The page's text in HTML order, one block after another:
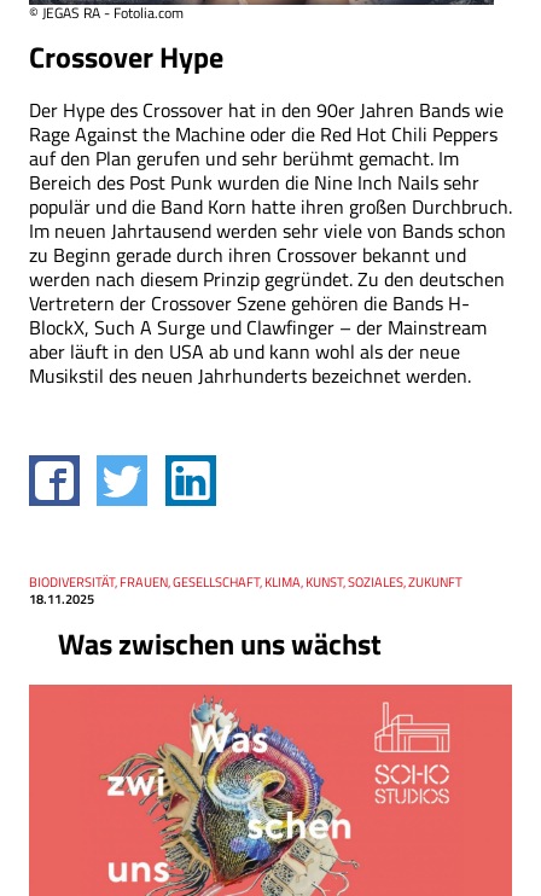
© JEGAS RA - Fotolia.com
Crossover Hype
Der Hype des Crossover hat in den 90er Jahren Bands wie
Rage Against the Machine oder die Red Hot Chili Peppers
auf den Plan gerufen und sehr berühmt gemacht. Im
Bereich des Post Punk wurden die Nine Inch Nails sehr
populär und die Band Korn hatte ihren großen Durchbruch.
Im neuen Jahrtausend werden sehr viele von Bands schon
zu Beginn gerade durch ihren Crossover bekannt und
werden nach diesem Prinzip gegründet. Zu den deutschen
Vertretern der Crossover Szene gehören die Bands H-
BlockX, Such A Surge und Clawfinger – der Mainstream
aber läuft in den USA ab und kann wohl als der neue
Musikstil des neuen Jahrhunderts bezeichnet werden.
Was zwischen uns wächst
Thema
BIODIVERSITÄT, FRAUEN, GESELLSCHAFT, KLIMA, KUNST, SOZIALES, ZUKUNFT
Datum
18.11.2025